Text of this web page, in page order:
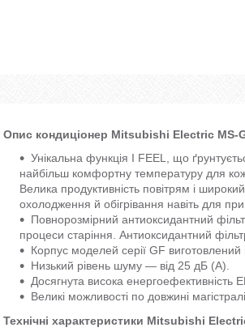
Опис кондиціонер Mitsubishi Electric MS-
Унікальна функція I FEEL, що
найбільш комфортну температуру для
Велика продуктивність повітрям і
охолодження й обігрівання навіть для
Повнорозмірний антиоксидантний
процеси старіння. Антиоксидантний
Корпус моделей серії GF
Низький рівень шуму — від 25 дБ (А).
Досягнута висока енергоефективність
Великі можливості по довжині
Технічні характеристики Mitsubishi